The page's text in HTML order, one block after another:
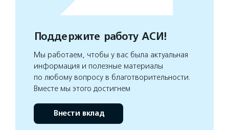
Поддержите работу АСИ!
Мы работаем, чтобы у вас была актуальная
информация и полезные материалы
по любому вопросу в благотворительности.
Вместе мы этого достигнем
Внести вклад